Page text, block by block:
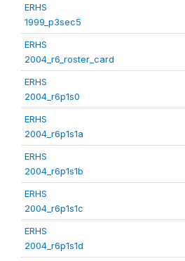
ERHS
1999_p3sec5
ERHS
2004_r6_roster_card
ERHS
2004_r6p1s0
ERHS
2004_r6p1s1a
ERHS
2004_r6p1s1b
ERHS
2004_r6p1s1c
ERHS
2004_r6p1s1d